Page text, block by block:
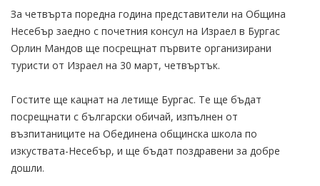
За четвърта поредна година представители на Община
Несебър заедно с почетния консул на Израел в Бургас
Орлин Мандов ще посрещнат първите организирани
туристи от Израел на 30 март, четвъртък.
Гостите ще кацнат на летище Бургас. Те ще бъдат
посрещнати с български обичай, изпълнен от
възпитаниците на Обединена общинска школа по
изкуствата-Несебър, и ще бъдат поздравени за добре
дошли.